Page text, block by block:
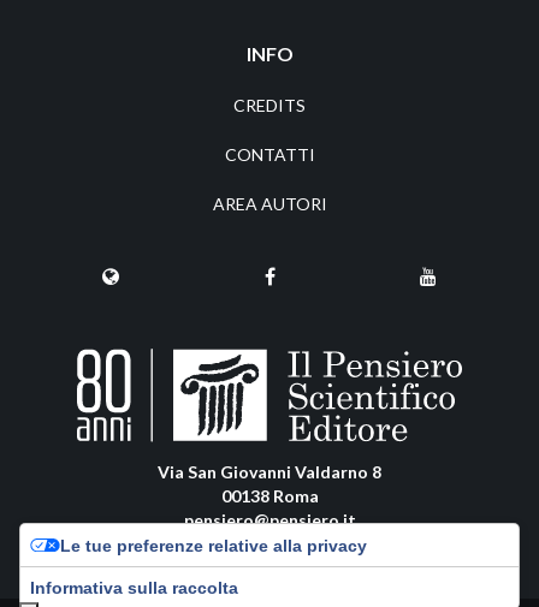
INFO
CREDITS
CONTATTI
AREA AUTORI
Via San Giovanni Valdarno 8
00138 Roma
pensiero@pensiero.it
amministrazione@pec.pensiero.com
Le tue preferenze relative alla privacy
Informativa sulla raccolta